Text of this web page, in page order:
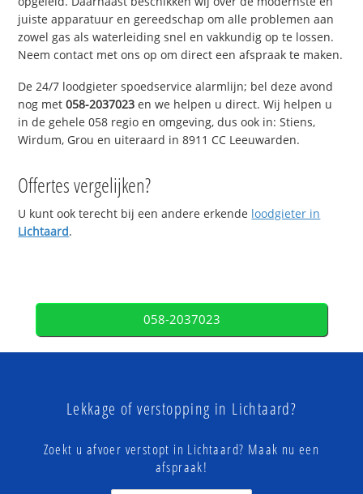
juiste apparatuur en gereedschap om alle problemen aan
zowel gas als waterleiding snel en vakkundig op te lossen.
Neem contact met ons op om direct een afspraak te maken.
De 24/7 loodgieter spoedservice alarmlijn; bel deze avond
nog met058-2037023 en we helpen u direct. Wij helpen u
in de gehele 058 regio en omgeving, dus ook in: Stiens,
Wirdum, Grou en uiteraard in 8911 CC Leeuwarden.
Offertes vergelijken?
U kunt ook terecht bij een andere erkende loodgieter in
Lichtaard.
058-2037023
Lekkage of verstopping in Lichtaard?
Zoekt u afvoer verstopt in Lichtaard? Maak nu een
afspraak!